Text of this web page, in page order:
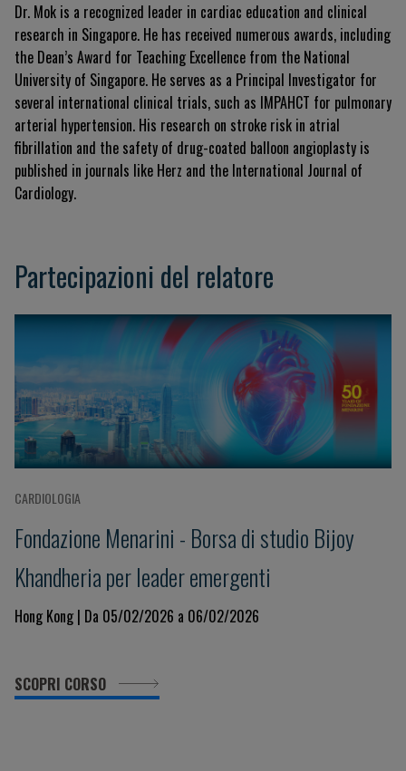
Dr. Mok is a recognized leader in cardiac education and clinical
research in Singapore. He has received numerous awards, including
the Dean’s Award for Teaching Excellence from the National
University of Singapore. He serves as a Principal Investigator for
several international clinical trials, such as IMPAHCT for pulmonary
arterial hypertension. His research on stroke risk in atrial
fibrillation and the safety of drug-coated balloon angioplasty is
published in journals like Herz and the International Journal of
Cardiology.
Partecipazioni del relatore
CARDIOLOGIA
Fondazione Menarini - Borsa di studio Bijoy
Khandheria per leader emergenti
Hong Kong | Da 05/02/2026 a 06/02/2026
SCOPRI CORSO